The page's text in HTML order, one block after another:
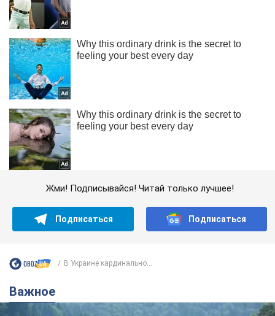
Жми! Подписывайся! Читай только лучшее!
Подписаться Подписаться
В Украине кардинально...
Важное